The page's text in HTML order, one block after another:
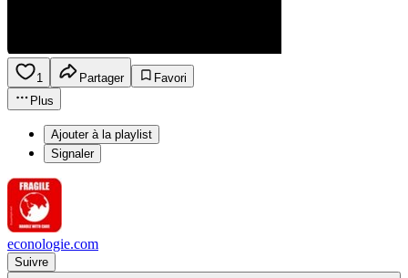
1 Partager
Favori
Plus
Ajouter à la playlist
Signaler
econologie.com
Suivre